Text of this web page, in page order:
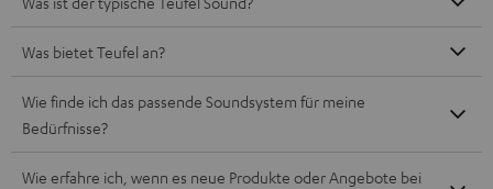
Was bietet Teufel an?
Wie finde ich das passende Soundsystem für meine
Bedürfnisse?
Wie erfahre ich, wenn es neue Produkte oder Angebote bei